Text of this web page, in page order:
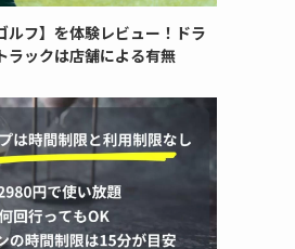
ルフ】を体験レビュー！ドラ
ラックは店舗による有無